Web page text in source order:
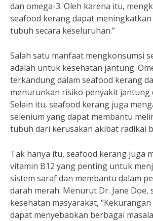
dan omega-3. Oleh karena itu,
seafood kerang dapat
tubuh secara keseluruhan.”
Salah satu manfaat mengkonsumsi
adalah untuk kesehatan jantung.
terkandung dalam seafood kerang
menurunkan risiko penyakit jantung
Selain itu, seafood kerang juga
selenium yang dapat membantu
tubuh dari kerusakan akibat radikal
Tak hanya itu, seafood kerang juga
vitamin B12 yang penting untuk
sistem saraf dan membantu dalam
darah merah. Menurut Dr. Jane Doe,
kesehatan masyarakat,
dapat menyebabkan berbagai